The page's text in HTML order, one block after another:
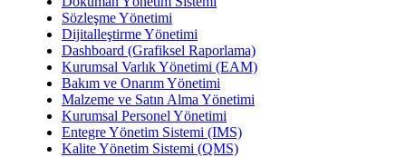
Sözleşme Yönetimi
Dijitalleştirme Yönetimi
Dashboard (Grafiksel Raporlama)
Kurumsal Varlık Yönetimi (EAM)
Bakım ve Onarım Yönetimi
Malzeme ve Satın Alma Yönetimi
Kurumsal Personel Yönetimi
Entegre Yönetim Sistemi (IMS)
Kalite Yönetim Sistemi (QMS)